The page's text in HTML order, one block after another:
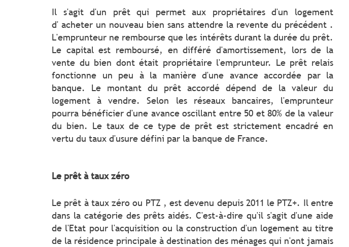
Il s'agit d'un prêt qui permet aux propriétaires d'un logement
d' acheter un nouveau bien sans attendre la revente du précédent .
L'emprunteur ne rembourse que les intérêts durant la durée du prêt.
Le capital est remboursé, en différé d'amortissement, lors de la
vente du bien dont était propriétaire l'emprunteur. Le prêt relais
fonctionne un peu à la manière d'une avance accordée par la
banque. Le montant du prêt accordé dépend de la valeur du
logement à vendre. Selon les réseaux bancaires, l'emprunteur
pourra bénéficier d'une avance oscillant entre 50 et 80% de la valeur
du bien. Le taux de ce type de prêt est strictement encadré en
vertu du taux d'usure défini par la banque de France.
Le prêt à taux zéro
Le prêt à taux zéro ou PTZ , est devenu depuis 2011 le PTZ+. Il entre
dans la catégorie des prêts aidés. C'est-à-dire qu'il s'agit d'une aide
de l'Etat pour l'acquisition ou la construction d'un logement au titre
de la résidence principale à destination des ménages qui n'ont jamais